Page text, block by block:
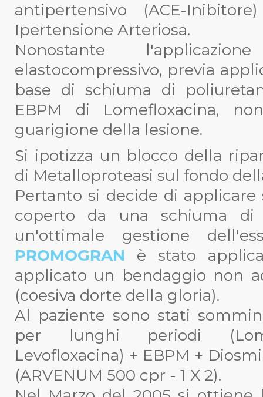
antipertensivo (ACE-
Ipertensione Arteriosa.
Nonostante
elastocompressivo, previa
base di schiuma di
EBPM di Lomefloxacina,
guarigione della lesione.
Si ipotizza un blocco della
di Metalloproteasi sul fondo
Pertanto si decide di
coperto da una schiuma di
un'ottimale gestione
PROMOGRAN è stato
applicato un bendaggio non
(coesiva dorte della gloria).
Al paziente sono stati
per lunghi periodi
Levofloxacina) + EBPM +
(ARVENUM 500 cpr - 1 X 2).